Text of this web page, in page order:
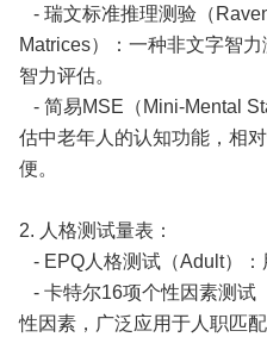
- 瑞文标准推理测验（
Matrices）：一种非文字智
智力评估。
- 简易MSE（Mini-Mental
估中老年人的认知功能，相
便。
2. 人格测试量表：
- EPQ人格测试（Adult）：
- 卡特尔16项个性因素测试
性因素，广泛应用于人职匹配